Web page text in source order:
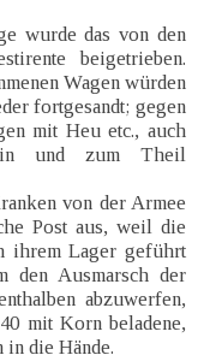
wurde das von den
beigetrieben.
Wagen würden
fortgesandt; gegen
mit Heu etc., auch
und zum Theil
von der Armee
Post aus, weil die
ihrem Lager geführt
den Ausmarsch der
abzuwerfen,
mit Korn beladene,
die Hände.